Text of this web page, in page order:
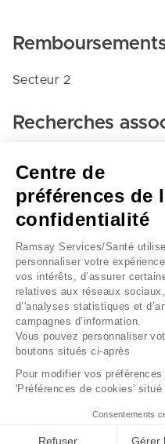
Secteur 2
Recherches
Chirurgie viscerale et
cmco d'evry
Evry
Données personnelles
Centre de
préférences de
confidentialité
Ramsay Services/Santé
personnaliser votre
vos intérêts, d’assurer
relatives aux réseaux
d’'analyses statistiques et
campagnes d’information.
Vous pouvez personnaliser
boutons situés ci-après
Pour modifier vos
'Préférences de cookies' situé
Consentements
Refuser Gérer